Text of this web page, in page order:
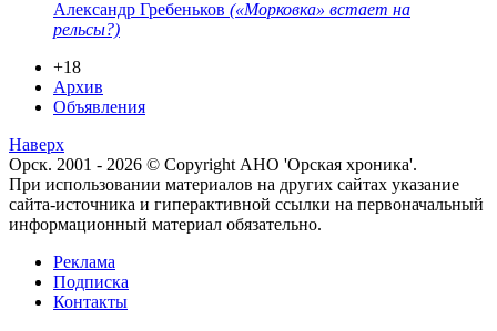
Александр Гребеньков («Морковка» встает на
рельсы?)
+18
Архив
Объявления
Наверх
Орск. 2001 - 2026 © Copyright АНО 'Орская хроника'.
При использовании материалов на других сайтах указание
сайта-источника и гиперактивной ссылки на первоначальный
информационный материал обязательно.
Реклама
Подписка
Контакты